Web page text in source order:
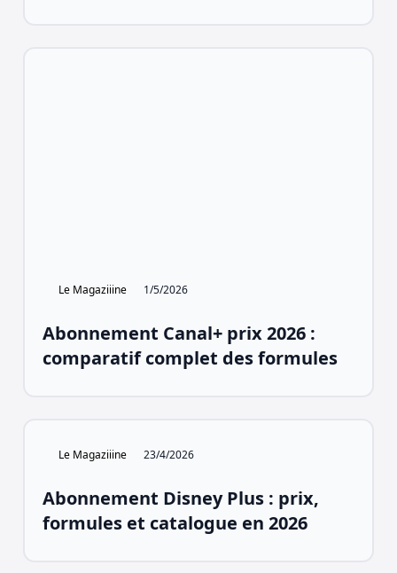
Le Magaziiine 1/5/2026
Abonnement Canal+ prix 2026 :
comparatif complet des formules
Le Magaziiine 23/4/2026
Abonnement Disney Plus : prix,
formules et catalogue en 2026